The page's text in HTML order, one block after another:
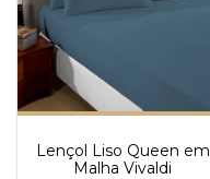
Lençol Liso Queen em
Malha Vivaldi